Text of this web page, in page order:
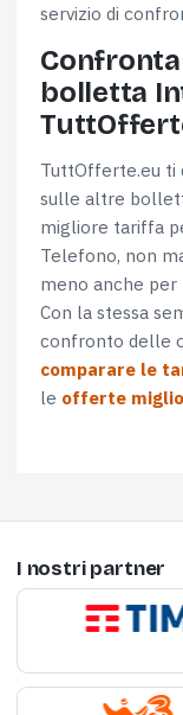
servizio di
bolletta
TuttOfferte.eu ti
sulle altre
migliore tariffa
Telefono, non
meno anche
Con la stessa
confronto delle
comparare le
le offerte
I nostri partner